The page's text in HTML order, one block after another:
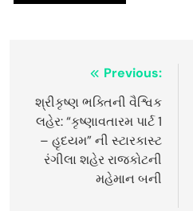
navigation
Previous:
શ્રીકૃષ્ણ ભક્તિની વૈશ્વિક
લહેર: “કૃષ્ણાવતારમ પાર્ટ 1
– હૃદયમ” ની સ્ટારકાસ્ટ
રંગીલા શહેર રાજકોટની
મહેમાન બની